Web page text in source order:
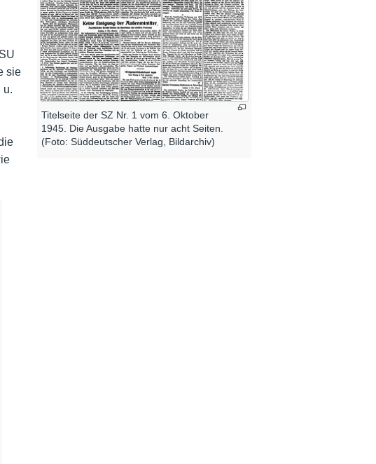
Titelseite der SZ Nr. 1 vom 6. Oktober
1945. Die Ausgabe hatte nur acht Seiten.
(Foto: Süddeutscher Verlag, Bildarchiv)
sie
u.